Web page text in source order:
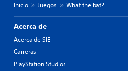
Inicio Juegos What the bat?
Acerca de
Acerca de SIE
Carreras
PlayStation Studios